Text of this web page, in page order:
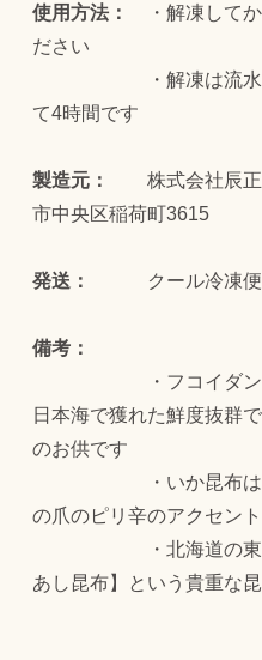
使用方法：
・解凍して
ださい
・解凍は流水で10
て4時間です
製造元： 株式会社辰
市中央区稲荷町3615
発送： クール冷凍便
備考：
・フコイダンたっ
日本海で獲れた鮮度抜群
のお供です
・いか昆布は柚子
の爪のピリ辛のアクセン
・北海道の東側で
あし昆布】という貴重な